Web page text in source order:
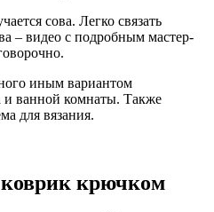
сова. Легко связать
– видео с подробным мастер-
иным вариантом
и ванной комнаты. Также
для вязания.
крючком